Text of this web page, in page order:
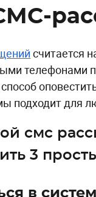
считается
телефонами
подходит для
смс
3
в